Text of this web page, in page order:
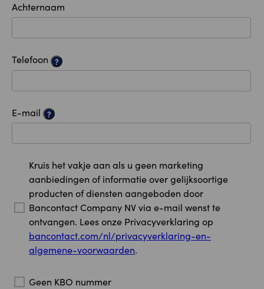
Achternaam
Telefoon ?
E-mail ?
Kruis het vakje aan als u geen marketing
aanbiedingen of informatie over gelijksoortige
producten of diensten aangeboden door
Bancontact Company NV via e-mail wenst te
ontvangen. Lees onze Privacyverklaring op
bancontact.com/nl/privacyverklaring-en-
algemene-voorwaarden.
Geen KBO nummer